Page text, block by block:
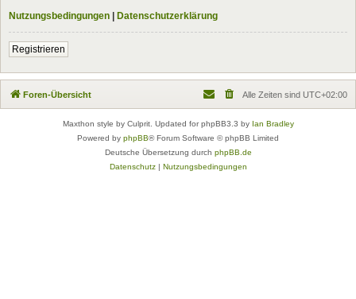
Nutzungsbedingungen | Datenschutzerklärung
Registrieren
Foren-Übersicht Alle Zeiten sind UTC+02:00
Maxthon style by Culprit. Updated for phpBB3.3 by Ian Bradley
Powered by phpBB® Forum Software © phpBB Limited
Deutsche Übersetzung durch phpBB.de
Datenschutz| Nutzungsbedingungen